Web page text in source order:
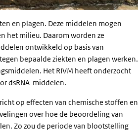
en plagen. Deze middelen mogen
het milieu. Daarom worden ze
ontwikkeld op basis van
bepaalde ziekten en plagen werken.
Het RIVM heeft onderzocht
dsRNA-middelen.
op effecten van chemische stoffen en
over hoe de beoordeling van
Zo zou de periode van blootstelling